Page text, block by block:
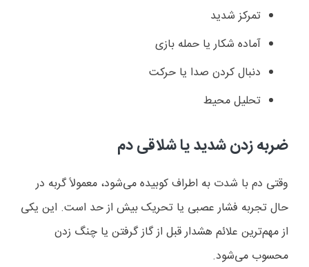
تمرکز شدید
آماده شکار یا حمله بازی
دنبال کردن صدا یا حرکت
تحلیل محیط
ضربه زدن شدید یا شلاقی دم
وقتی دم با شدت به اطراف کوبیده می‌شود، معمولاً گربه در
حال تجربه فشار عصبی یا تحریک بیش از حد است. این یکی
از مهم‌ترین علائم هشدار قبل از گاز گرفتن یا چنگ زدن
محسوب می‌شود.